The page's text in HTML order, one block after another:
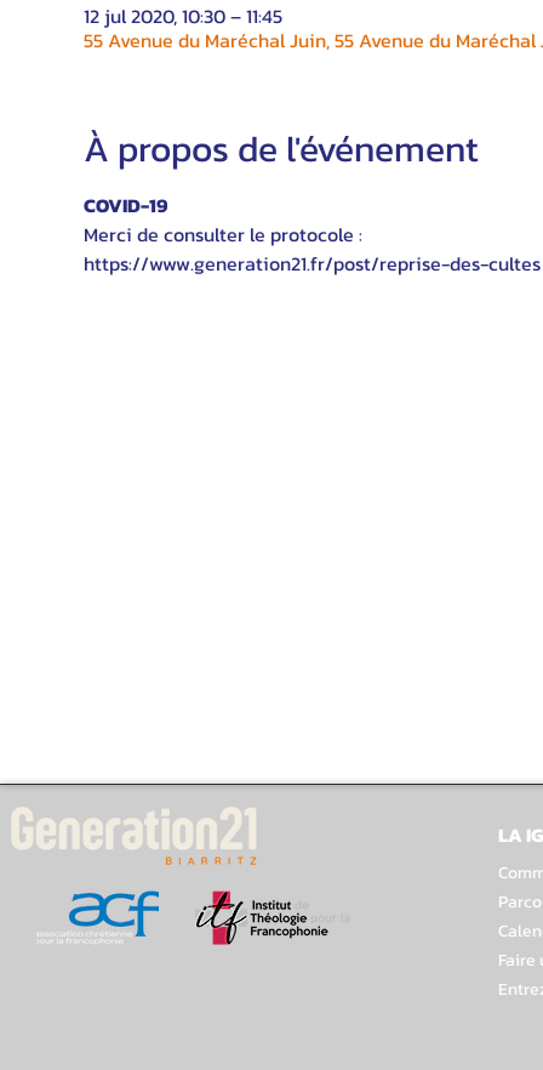
12 jul 2020, 10:30 – 11:45
55 Avenue du Maréchal Juin, 55 Avenue du
À propos de l'événement
COVID-19
Merci de consulter le protocole :
https://www.generation21.fr/post/reprise-des-cultes
LA
Faire